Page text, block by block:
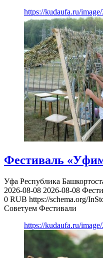
https://kudaufa.ru/
Фестиваль
Уфа Республика
2026-08-08 2026-08-08
0 RUB https://schema.org/
Советуем Фестивали
https://kudaufa.ru/